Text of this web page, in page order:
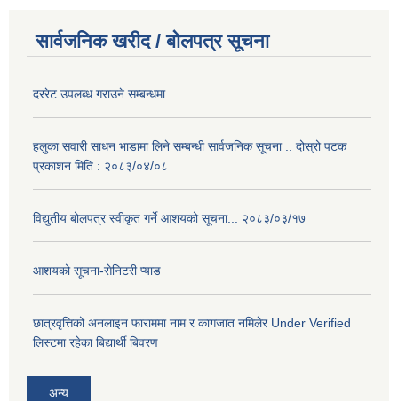
सार्वजनिक खरीद / बोलपत्र सूचना
दररेट उपलब्ध गराउने सम्बन्धमा
हलुका सवारी साधन भाडामा लिने सम्बन्धी सार्वजनिक सूचना .. दोस्रो पटक
प्रकाशन मिति : २०८३/०४/०८
विद्युतीय बोलपत्र स्वीकृत गर्ने आशयको सूचना... २०८३/०३/१७
आशयको सूचना-सेनिटरी प्याड
छात्रवृत्तिको अनलाइन फाराममा नाम र कागजात नमिलेर Under Verified
लिस्टमा रहेका बिद्यार्थी बिवरण
अन्य